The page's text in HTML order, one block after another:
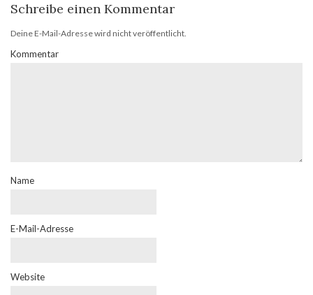
Schreibe einen Kommentar
Deine E-Mail-Adresse wird nicht veröffentlicht.
Kommentar
Name
E-Mail-Adresse
Website